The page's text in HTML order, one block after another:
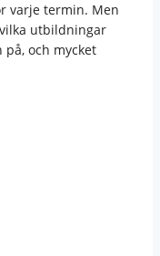
varje termin. Men
utbildningar
och mycket